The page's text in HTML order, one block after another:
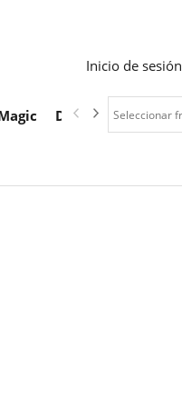
Inicio de sesión
Descargas